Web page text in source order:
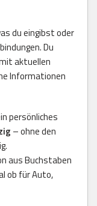
du eingibst oder
Du
aktuellen
Informationen
persönliches
– ohne den
aus Buchstaben
ob für Auto,